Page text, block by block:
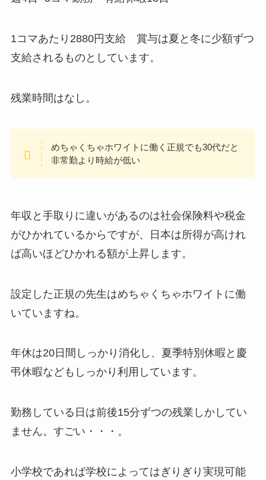
1コマあたり2880円支給 賞与は夏と冬に少額ずつ
支給されるものとしています。
残業時間はなし。
めちゃくちゃホワイトに働く正規でも30代だと
非常勤より時給が低い
年収と手取りに違いがあるのは社会保険料や税金
がひかれているからですが、日本は所得が高けれ
ば高いほどひかれる額が上昇します。
設定した正規の先生はめちゃくちゃホワイトに働
いていますね。
年休は20日間しっかり消化し、夏季特別休暇と慶
弔休暇などもしっかり利用しています。
勤務している日は前後15分ずつの残業しかしてい
ません。すごい・・・。
小学校であれば学校によってはぎりぎり実現可能